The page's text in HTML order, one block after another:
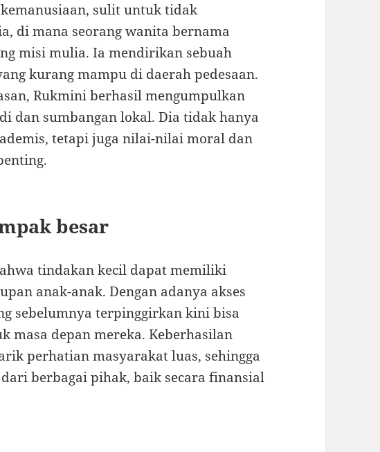
sulit untuk tidak
di mana seorang wanita bernama
misi mulia. Ia mendirikan sebuah
kurang mampu di daerah pedesaan.
Rukmini berhasil mengumpulkan
dan sumbangan lokal. Dia tidak hanya
tetapi juga nilai-nilai moral dan
besar
tindakan kecil dapat memiliki
anak-anak. Dengan adanya akses
sebelumnya terpinggirkan kini bisa
masa depan mereka. Keberhasilan
perhatian masyarakat luas, sehingga
berbagai pihak, baik secara finansial